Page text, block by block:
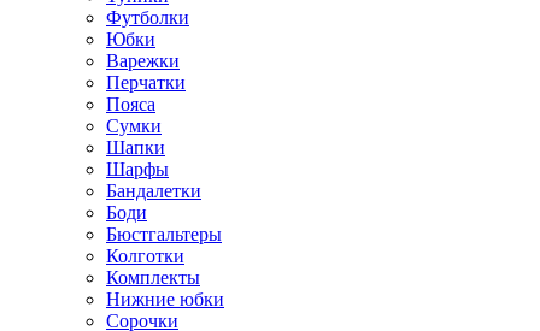
Футболки
Юбки
Варежки
Перчатки
Пояса
Сумки
Шапки
Шарфы
Бандалетки
Боди
Бюстгальтеры
Колготки
Комплекты
Нижние юбки
Сорочки